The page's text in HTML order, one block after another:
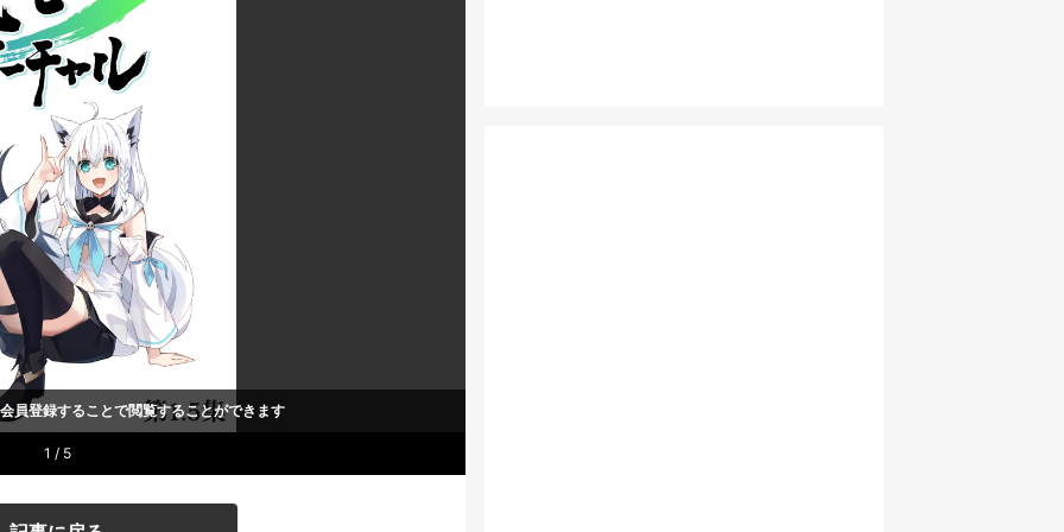
員登録することで閲覧することができます
1 / 5